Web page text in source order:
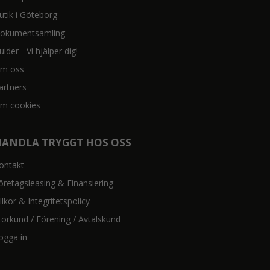
i Göteborg
- Vi hjälper dig!
oss
cookies
TRYGGT HOS OSS
& Finansiering
& Integritetspolicy
/ Förening / Avtalskund
in